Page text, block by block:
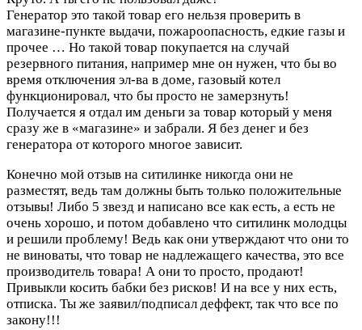
Генератор это такой товар его нельзя проверить в
магазине-пункте выдачи, пожароопасность, едкие газы и
прочее … Но такой товар покупается на случай
резервного питания, например мне он нужен, что бы во
время отключения эл-ва в доме, газовый котел
функционировал, что бы просто не замерзнуть!
Получается я отдал им деньги за товар который у меня
сразу же в «магазине» и забрали. Я без денег и без
генератора от которого многое зависит.
Конечно мой отзыв на ситилинке никогда они не
разместят, ведь там должны быть только положительные
отзывы! Либо 5 звезд и написано все как есть, а есть не
очень хорошо, и потом добавлено что ситилинк молодцы
и решили проблему! Ведь как они утверждают что они то
не виноваты, что товар не надлежащего качества, это все
производитель товара! А они то просто, продают!
Привыкли косить бабки без рисков! И на все у них есть,
отписка. Ты же заявил/подписал деффект, так что все по
закону!!!